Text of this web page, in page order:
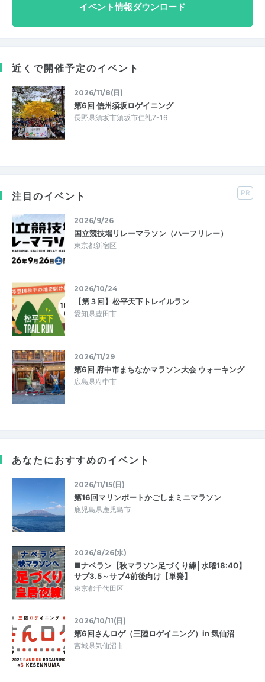
イベント情報ダウンロード
近くで開催予定のイベント
2026/11/8(日)
第6回 信州須坂ロゲイニング
長野県須坂市須坂市仁礼7-16
注目のイベント PR
2026/9/26
国立競技場リレーマラソン（ハーフリレー）
東京都新宿区
2026/10/24
【第３回】松平天下トレイルラン
愛知県豊田市
2026/11/29
第6回 府中市まちなかマラソン大会 ウォーキング
広島県府中市
あなたにおすすめのイベント
2026/11/15(日)
第16回マリンポートかごしまミニマラソン
鹿児島県鹿児島市
2026/8/26(水)
■ナベラン【秋マラソン足づくり練│水曜18:40】
サブ3.5～サブ4前後向け【単発】
東京都千代田区
2026/10/11(日)
第6回さんロゲ（三陸ロゲイニング）in 気仙沼
宮城県気仙沼市